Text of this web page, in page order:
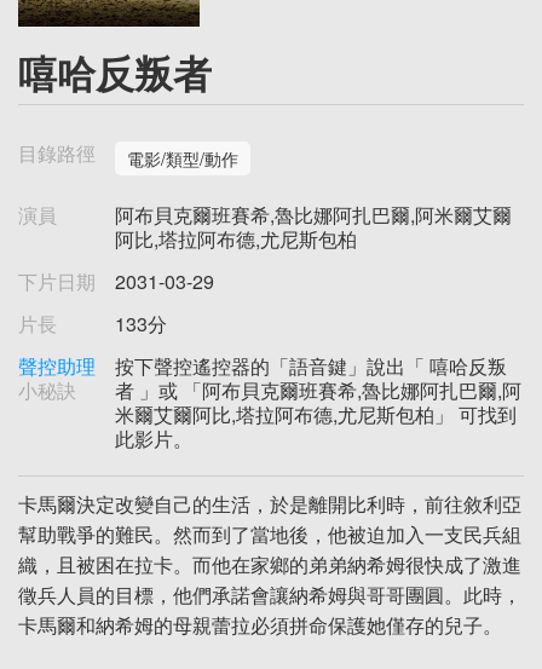
嘻哈反叛者
目錄路徑 電影/類型/動作
演員
阿布貝克爾班賽希,魯比娜阿扎巴爾,阿米爾艾爾
阿比,塔拉阿布德,尤尼斯包柏
下片日期
2031-03-29
片長
133分
聲控助理
小秘訣
按下聲控遙控器的「語音鍵」說出「 嘻哈反叛
者 」或 「阿布貝克爾班賽希,魯比娜阿扎巴爾,阿
米爾艾爾阿比,塔拉阿布德,尤尼斯包柏」 可找到
此影片。
卡馬爾決定改變自己的生活，於是離開比利時，前往敘利亞
幫助戰爭的難民。然而到了當地後，他被迫加入一支民兵組
織，且被困在拉卡。而他在家鄉的弟弟納希姆很快成了激進
徵兵人員的目標，他們承諾會讓納希姆與哥哥團圓。此時，
卡馬爾和納希姆的母親蕾拉必須拼命保護她僅存的兒子。